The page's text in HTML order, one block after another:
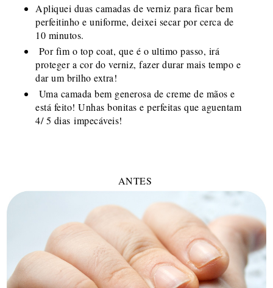
Apliquei duas camadas de verniz para ficar bem
perfeitinho e uniforme, deixei secar por cerca de
10 minutos.
Por fim o top coat, que é o ultimo passo, irá
proteger a cor do verniz, fazer durar mais tempo e
dar um brilho extra!
Uma camada bem generosa de creme de mãos e
está feito! Unhas bonitas e perfeitas que aguentam
4/ 5 dias impecáveis!
ANTES